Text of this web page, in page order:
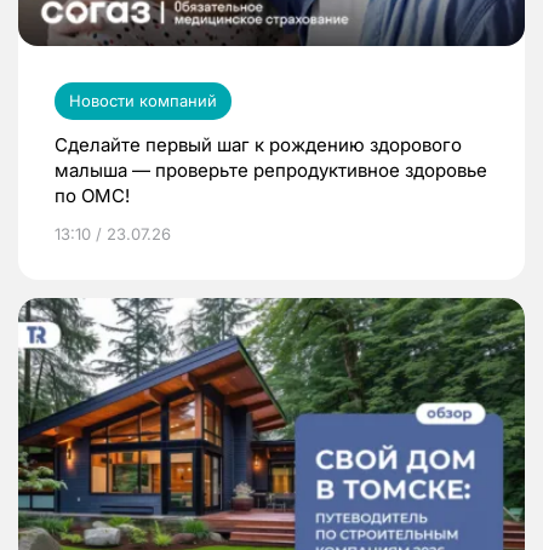
Новости компаний
Сделайте первый шаг к рождению здорового
малыша — проверьте репродуктивное здоровье
по ОМС!
13:10 / 23.07.26